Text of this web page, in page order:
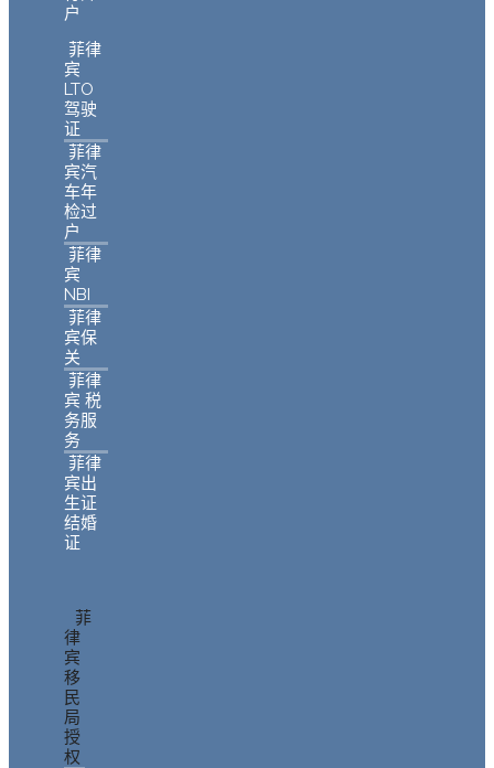
户
菲律
宾
LTO
驾驶
证
菲律
宾汽
车年
检过
户
菲律
宾
NBI
菲律
宾保
关
菲律
宾 税
务服
务
菲律
宾出
生证
结婚
证
菲
律
宾
移
民
局
授
权